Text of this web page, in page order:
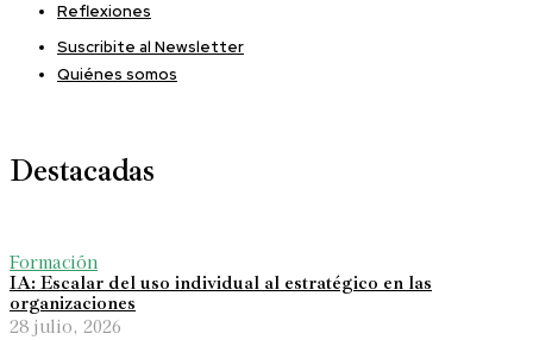
Reflexiones
Suscribite al Newsletter
Quiénes somos
Destacadas
Formación
IA: Escalar del uso individual al estratégico en las
organizaciones
28 julio, 2026